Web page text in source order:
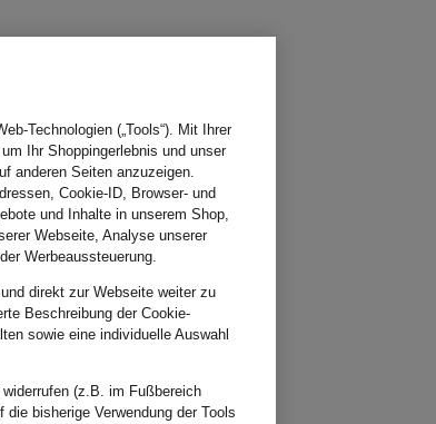
Technologien („Tools“). Mit Ihrer
Ihr Shoppingerlebnis und unser
anderen Seiten anzuzeigen.
Cookie-ID, Browser- und
und Inhalte in unserem Shop,
Webseite, Analyse unserer
Werbeaussteuerung.
direkt zur Webseite weiter zu
Beschreibung der Cookie-
sowie eine individuelle Auswahl
(z.B. im Fußbereich
bisherige Verwendung der Tools